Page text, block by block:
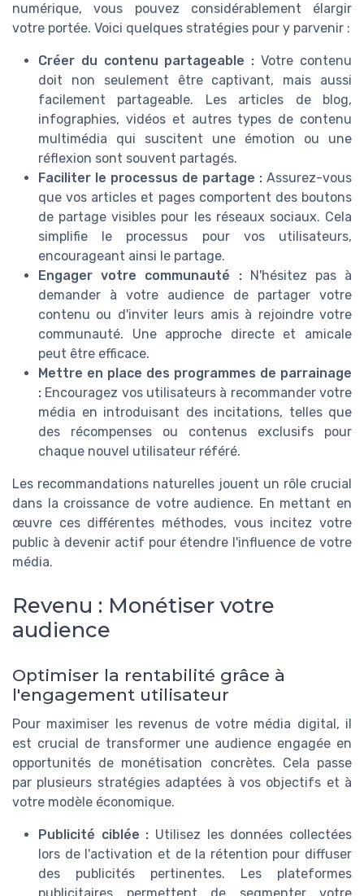
numérique, vous pouvez considérablement élargir
votre portée. Voici quelques stratégies pour y parvenir :
Créer du contenu partageable : Votre contenu
doit non seulement être captivant, mais aussi
facilement partageable. Les articles de blog,
infographies, vidéos et autres types de contenu
multimédia qui suscitent une émotion ou une
réflexion sont souvent partagés.
Faciliter le processus de partage : Assurez-vous
que vos articles et pages comportent des boutons
de partage visibles pour les réseaux sociaux. Cela
simplifie le processus pour vos utilisateurs,
encourageant ainsi le partage.
Engager votre communauté :N'hésitez pas à
demander à votre audience de partager votre
contenu ou d'inviter leurs amis à rejoindre votre
communauté. Une approche directe et amicale
peut être efficace.
Mettre en place des programmes de parrainage
: Encouragez vos utilisateurs à recommander votre
média en introduisant des incitations, telles que
des récompenses ou contenus exclusifs pour
chaque nouvel utilisateur référé.
Les recommandations naturelles jouent un rôle crucial
dans la croissance de votre audience. En mettant en
œuvre ces différentes méthodes, vous incitez votre
public à devenir actif pour étendre l'influence de votre
média.
Revenu : Monétiser votre
audience
Optimiser la rentabilité grâce à
l'engagement utilisateur
Pour maximiser les revenus de votre média digital, il
est crucial de transformer une audience engagée en
opportunités de monétisation concrètes. Cela passe
par plusieurs stratégies adaptées à vos objectifs et à
votre modèle économique.
Publicité ciblée : Utilisez les données collectées
lors de l'activation et de la rétention pour diffuser
des publicités pertinentes. Les plateformes